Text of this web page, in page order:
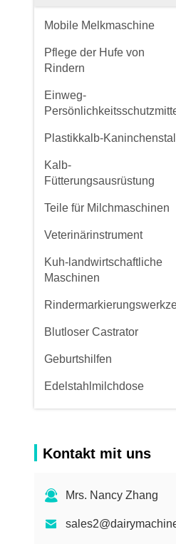
Mobile Melkmaschine
Pflege der Hufe von
Rindern
Einweg-
Plastikkalb-Kaninchenstall
Kalb-
Fütterungsausrüstung
Teile für Milchmaschinen
Veterinärinstrument
Kuh-landwirtschaftliche
Maschinen
Blutloser Castrator
Geburtshilfen
Edelstahlmilchdose
Kontakt mit uns
Mrs. Nancy Zhang